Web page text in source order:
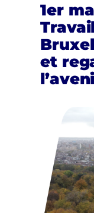
1er
et